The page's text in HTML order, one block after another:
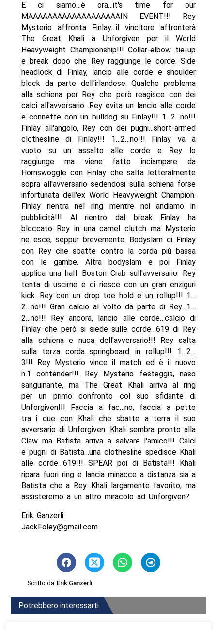
E ci siamo…è ora…it's time for our
MAAAAAAAAAAAAAAAAAAAIN EVENT!!! Rey
Mysterio affronta Finlay…il vincitore affronterà
The Great Khali a Unforgiven per il World
Heavyweight Championship!!! Collar-elbow tie-up
e break dopo che Rey raggiunge le corde. Side
headlock di Finlay, lancio alle corde e shoulder
block da parte dell'irlandese. Qualche problema
alla schiena per Rey che però reagisce con dei
calci all'avversario…Rey evita un lancio alle corde
e connette con un bulldog su Finlay!!! 1…2…no!!!
Finlay all'angolo, Rey con dei pugni…short-armed
clothesline di Finlay!!! 1…2…no!!! Finlay va a
vuoto su un assalto alle corde e Rey lo
raggiunge ma viene fatto inciampare da
Hornswoggle con Finlay che salta letteralmente
sopra all'avversario sedendosi sulla schiena forse
infortunata dell'ex World Heavyweight Champion.
Finlay rientra nel ring mentre noi andiamo in
pubblicità!!! Al rientro dal break Finlay ha
bloccato Rey in una camel clutch ma Mysterio
ne esce, seppur brevemente. Bodyslam di Finlay
con Rey che sbatte contro la corda più bassa
con le gambe. Altra bodyslam e poi Finlay
applica una half Boston Crab sull'avversario. Rey
tenta di uscirne e ci riesce con un gran enziguri
kick…Rey con un drop toe hold e un rollup!!! 1…
2…no!!! Gran calcio al volto da parte di Rey…1…
2…no!!! Rey ancora, lancio alle corde…calcio di
Finlay che però si siede sulle corde…619 di Rey
alla schiena e nuca dell'avversario!!! Rey salta
sulla terza corda…springboard in rollup!!! 1…2…
3!!! Rey Mysterio vince il match ed è il nuovo
n.1 contender!!! Rey Mysterio festeggia, naso
sanguinante, ma The Great Khali arriva al ring
per un primo confronto col suo sfidante di
Unforgiven!!! Faccia a fac…no, faccia a petto
tra i due con Khali che sbatte a terra il suo
avversario di Unforgiven…Khali sembra pronto alla
Claw ma Batista arriva a salvare l'amico!!! Calci
e pugni di Batista…una clothesline spedisce Khali
alle corde…619!!! SPEAR poi di Batista!!! Khali
ripara fuori ring e lancia minacce a distanza sia a
Batista che a Rey…Khali largamente favorito, ma
assisteremo a un altro miracolo ad Unforgiven?
Erik Ganzerli
JackFoley@gmail.com
Scritto da Erik Ganzerli
Potrebbero interessarti